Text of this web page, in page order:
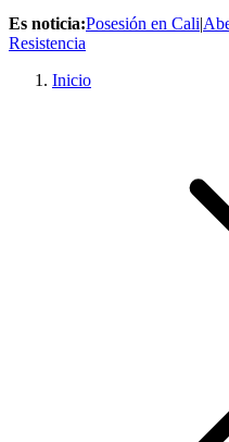
Es noticia:Posesión en Cali|
Resistencia
Inicio